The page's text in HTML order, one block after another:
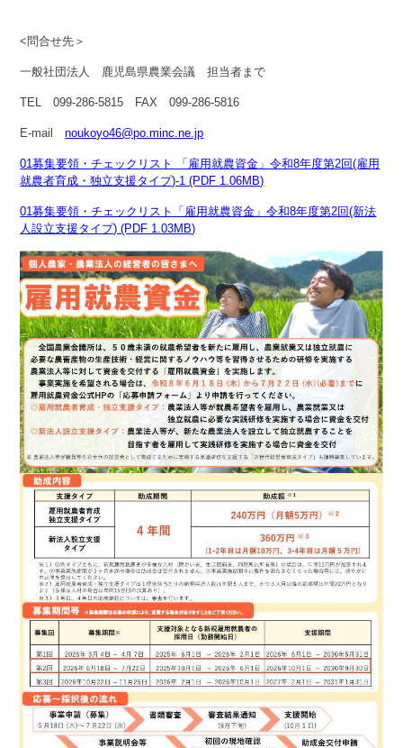
<問合せ先＞
一般社団法人 鹿児島県農業会議 担当者まで
TEL 099-286-5815 FAX 099-286-5816
E-mailnoukoyo46@po.minc.ne.jp
01募集要領・チェックリスト 「雇用就農資金」令和8年度第2回(雇用
就農者育成・独立支援タイプ)-1 (PDF 1.06MB)
01募集要領・チェックリスト「雇用就農資金」令和8年度第2回(新法
人設立支援タイプ) (PDF 1.03MB)